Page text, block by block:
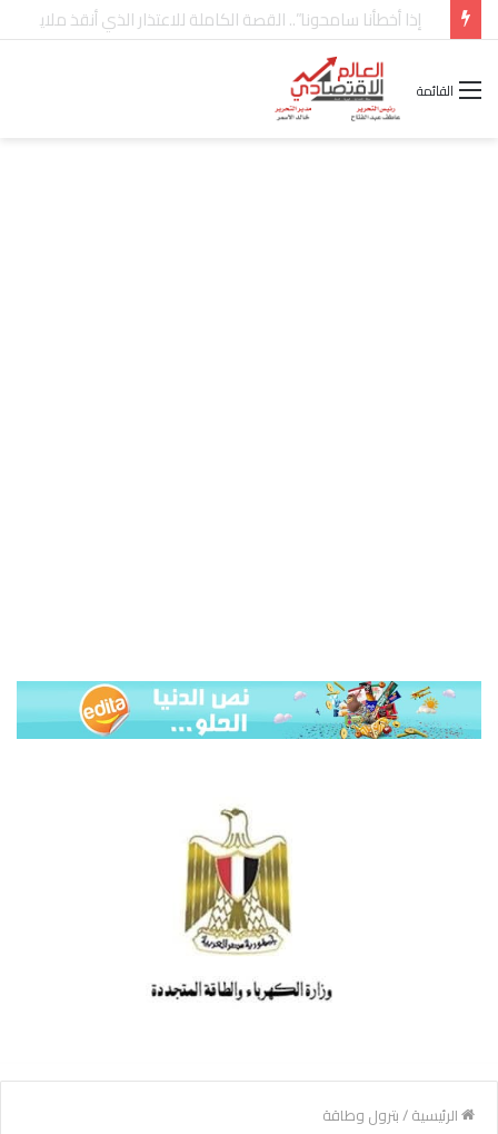
شركة “Scope Developments” تعلن تولي أحمد كمال عيسى منصب الرئيس التنفيذي للقطاع التجاري
القائمة
الرئيسية/بترول وطاقة